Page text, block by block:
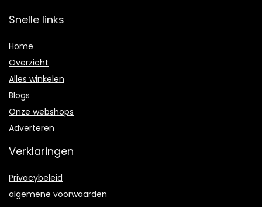
Snelle links
Home
Overzicht
Alles winkelen
Blogs
Onze webshops
Adverteren
Verklaringen
Privacybeleid
algemene voorwaarden